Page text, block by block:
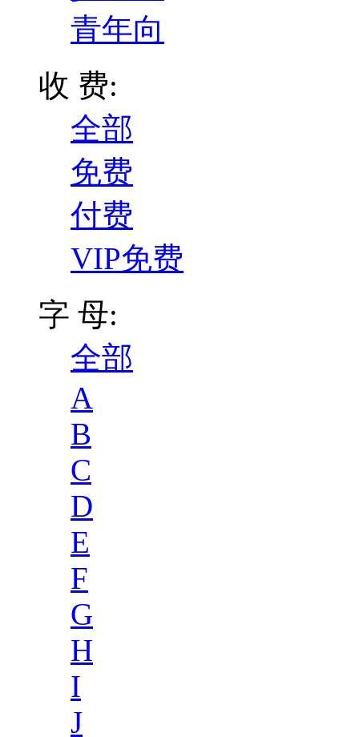
青年向
收 费:
全部
免费
付费
VIP免费
字 母:
全部
A
B
C
D
E
F
G
H
I
J